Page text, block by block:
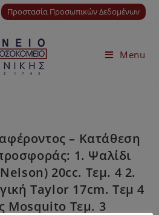
Προστασία Προσωπικών Δεδομένων
Menu
– Κατάθεση
1. Ψαλίδι
20cc. Τεµ. 4 2.
Taylor 17cm. Τεµ 4
Mosquito Τεµ. 3